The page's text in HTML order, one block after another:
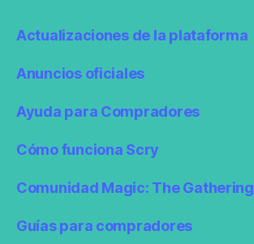
Actualizaciones de la plataforma
Anuncios oficiales
Ayuda para Compradores
Cómo funciona Scry
Comunidad Magic: The Gathering
Guías para compradores